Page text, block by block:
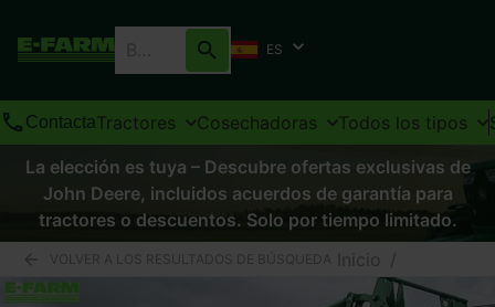
ES
ContactaTractores Cosechadoras Todos los tipos
La elección es tuya – Descubre ofertas exclusivas de
John Deere, incluidos acuerdos de garantía para
tractores o descuentos. Solo por tiempo limitado.
Inicio /